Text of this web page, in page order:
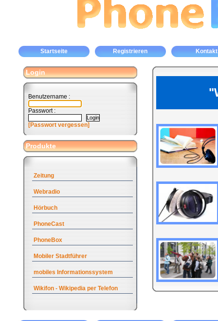
Startseite Registrieren Kontakt
Login
Benutzername :
Passwort :
[Passwort vergessen]
Produkte
Zeitung
Webradio
Hörbuch
PhoneCast
PhoneBox
Mobiler Stadtführer
mobiles Informationssystem
Wikifon - Wikipedia per Telefon